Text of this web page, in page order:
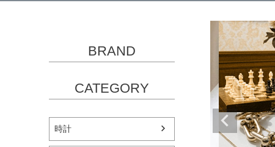
BRAND
CATEGORY
時計